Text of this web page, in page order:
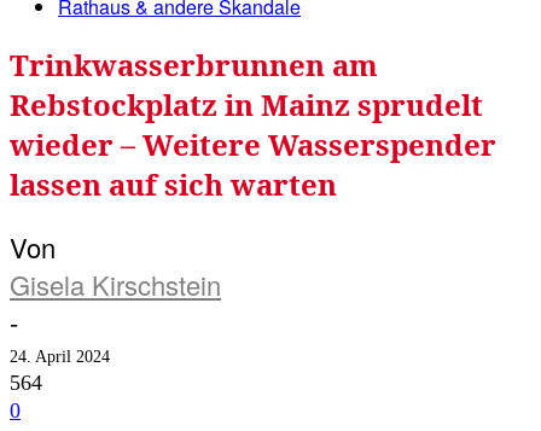
Rathaus & andere Skandale
Trinkwasserbrunnen am
Rebstockplatz in Mainz sprudelt
wieder – Weitere Wasserspender
lassen auf sich warten
Von
Gisela Kirschstein
-
24. April 2024
564
0